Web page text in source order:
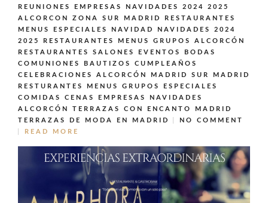
REUNIONES EMPRESAS NAVIDADES 2024 2025
ALCORCON ZONA SUR MADRID
RESTAURANTES
MENUS ESPECIALES NAVIDAD NAVIDADES 2024
2025
RESTAURANTES MENUS GRUPOS ALCORCÓN
RESTAURANTES SALONES EVENTOS BODAS
COMUNIONES BAUTIZOS CUMPLEAÑOS
CELEBRACIONES ALCORCÓN MADRID SUR MADRID
RESTURANTES MENUS GRUPOS ESPECIALES
COMIDAS CENAS EMPRESAS NAVIDADES
ALCORCÓN
TERRAZAS CON ENCANTO MADRID
TERRAZAS DE MODA EN MADRID
NO COMMENT
READ MORE